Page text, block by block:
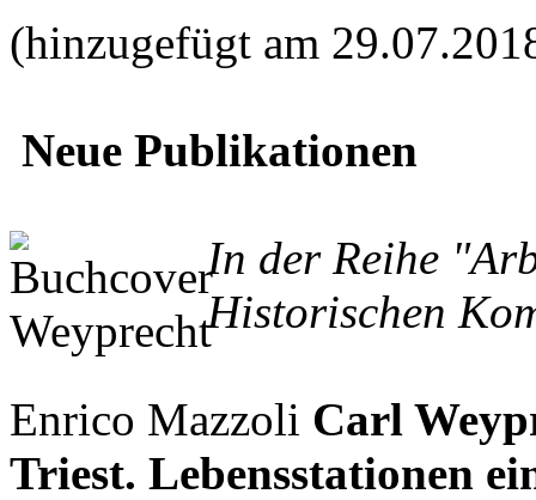
(hinzugefügt am
Neue Publikationen
In der Reihe
Historischen
Enrico Mazzoli Carl
Triest. Lebensstationen